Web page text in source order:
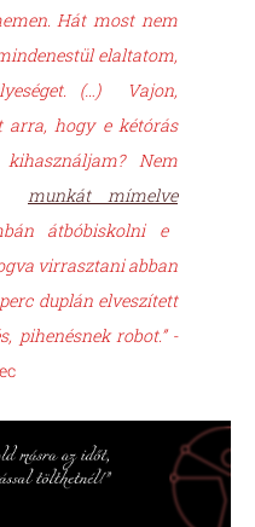
Hát most nem
elaltatom,
(…) Vajon,
hogy e kétórás
Nem
munkát mímelve
átbóbiskolni e
virrasztani abban
duplán elveszített
pihenésnek robot.” -